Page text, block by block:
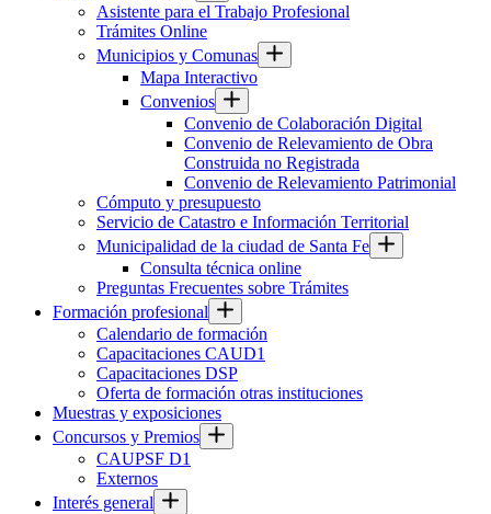
Asistente para el Trabajo Profesional
Trámites Online
Municipios y Comunas
Mapa Interactivo
Convenios
Convenio de Colaboración Digital
Convenio de Relevamiento de Obra
Construida no Registrada
Convenio de Relevamiento Patrimonial
Cómputo y presupuesto
Servicio de Catastro e Información Territorial
Municipalidad de la ciudad de Santa Fe
Consulta técnica online
Preguntas Frecuentes sobre Trámites
Formación profesional
Calendario de formación
Capacitaciones CAUD1
Capacitaciones DSP
Oferta de formación otras instituciones
Muestras y exposiciones
Concursos y Premios
CAUPSF D1
Externos
Interés general